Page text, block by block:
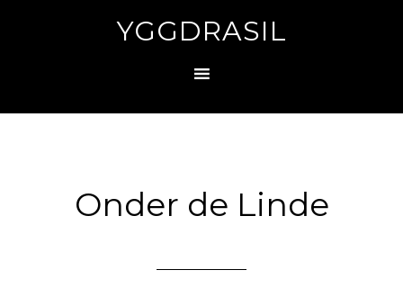
YGGDRASIL
Onder de Linde